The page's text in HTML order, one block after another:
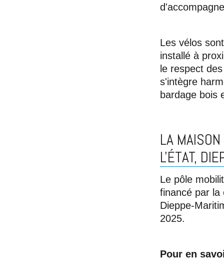
Les vélos
installé à
le respect
s'intègre
bardage bois
LA
L'ÉTAT,
Le pôle
financé par la
Dieppe-
2025.
Pour en